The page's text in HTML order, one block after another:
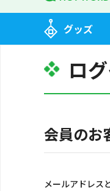
グッズ
ロ
会員のお
メールアドレス